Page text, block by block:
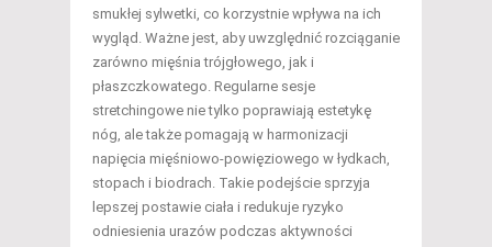
smukłej sylwetki, co korzystnie wpływa na ich
wygląd. Ważne jest, aby uwzględnić rozciąganie
zarówno mięśnia trójgłowego, jak i
płaszczkowatego. Regularne sesje
stretchingowe nie tylko poprawiają estetykę
nóg, ale także pomagają w harmonizacji
napięcia mięśniowo-powięziowego w łydkach,
stopach i biodrach. Takie podejście sprzyja
lepszej postawie ciała i redukuje ryzyko
odniesienia urazów podczas aktywności